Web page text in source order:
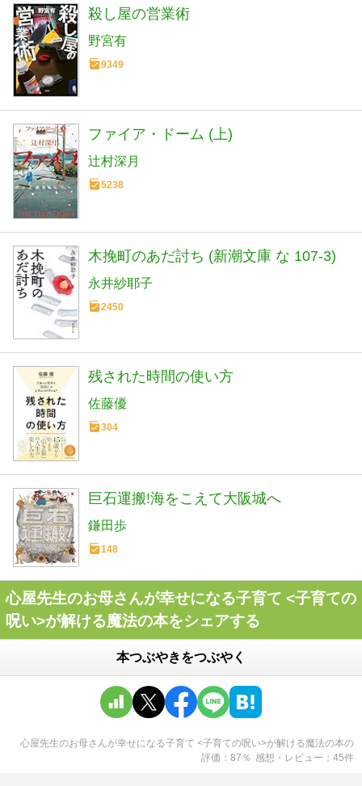
殺し屋の営業術
野宮有
9349
ファイア・ドーム (上)
辻村深月
5238
木挽町のあだ討ち (新潮文庫 な 107-3)
永井紗耶子
2450
残された時間の使い方
佐藤優
304
巨石運搬!海をこえて大阪城へ
鎌田歩
148
心屋先生のお母さんが幸せになる子育て <子育ての
呪い>が解ける魔法の本をシェアする
本つぶやきをつぶやく
心屋先生のお母さんが幸せになる子育て <子育ての呪い>が解ける魔法の本の
評価
87 ％ 感想・レビュー 45件